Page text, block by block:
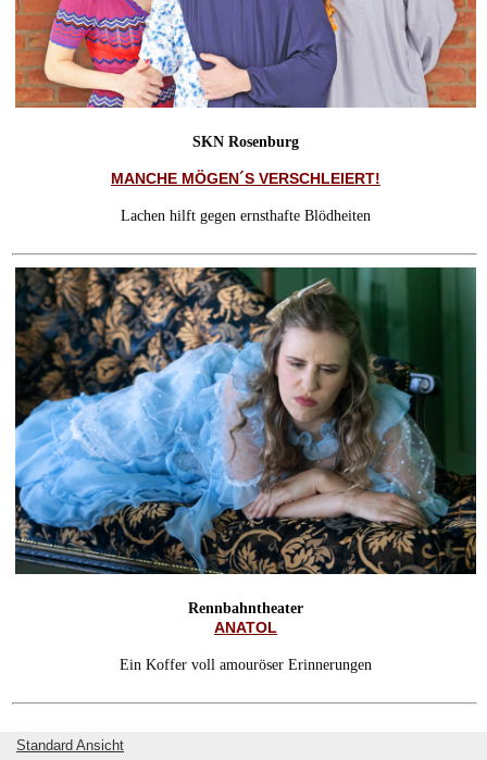
SKN Rosenburg
MANCHE MÖGEN´S VERSCHLEIERT!
Lachen hilft gegen ernsthafte Blödheiten
Rennbahntheater
ANATOL
Ein Koffer voll amouröser Erinnerungen
Standard Ansicht